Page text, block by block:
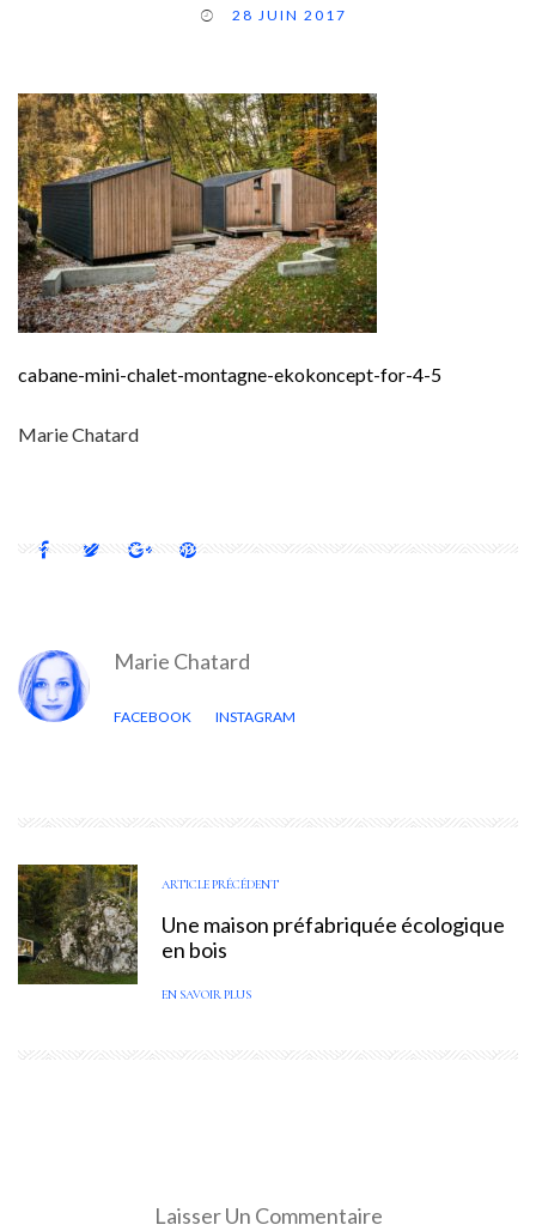
28 JUIN 2017
cabane-mini-chalet-montagne-ekokoncept-for-4-5
Marie Chatard
Marie Chatard
FACEBOOK INSTAGRAM
ARTICLE PRÉCÉDENT
Une maison préfabriquée écologique
en bois
EN SAVOIR PLUS
Laisser Un Commentaire